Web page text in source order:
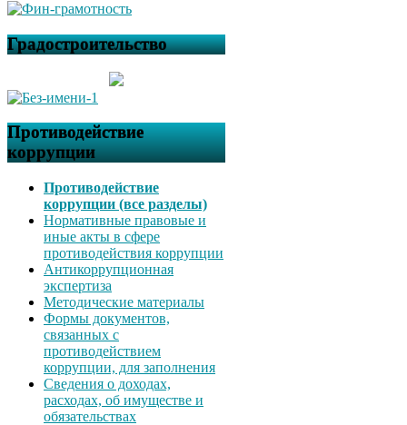
Градостроительство
Противодействие
коррупции
Противодействие
коррупции (все разделы)
Нормативные правовые и
иные акты в сфере
противодействия коррупции
Антикоррупционная
экспертиза
Методические материалы
Формы документов,
связанных с
противодействием
коррупции, для заполнения
Сведения о доходах,
расходах, об имуществе и
обязательствах